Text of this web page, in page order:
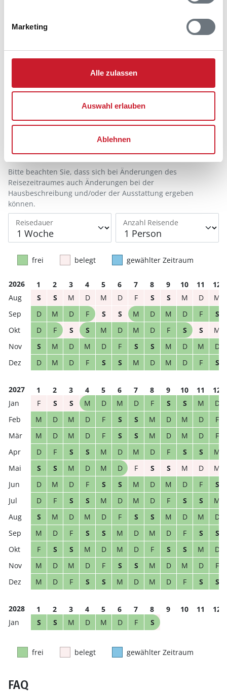
Marketing
Alle zulassen
Auswahl erlauben
Ablehnen
Belegungskalender
Reisedauer auswählen
Anzahl Reisende auswählen
Anreisetag im Belegungskalender anklicken
Reisedauer Anzahl Reisende
Bitte beachten Sie, dass sich bei Änderungen des
Reisezeitraumes auch Änderungen bei der
Hausbeschreibung und/oder der Ausstattung ergeben
können.
frei belegt gewählter Zeitraum
2026 1 2 3 4 5 6 7 8 9 10 11
12
S
S M D M D F S S M D
M
D
M D F S S M D M D F
S
D
F S S M D M D F S S
M
S
M D M D F S S M D M
D
D
M D F S S M D M D F S
2027 1 2 3 4 5 6 7 8 9 10 11
12
F
S S M D M D F S S M
D
M
D M D F S S M D M D
F
M
D M D F S S M D M D
F
D
F S S M D M D F S S
M
S
S M D M D F S S M D
M
D
M D F S S M D M D F
S
D
F S S M D M D F S S
M
S
M D M D F S S M D M
D
M
D F S S M D M D F S
S
F
S S M D M D F S S M
D
M
D M D F S S M D M D
F
M
D F S S M D M D F S S
2028 1 2 3 4 5 6 7 8 9 10 11
12
S
S M D M D F S
frei belegt gewählter Zeitraum
FAQ